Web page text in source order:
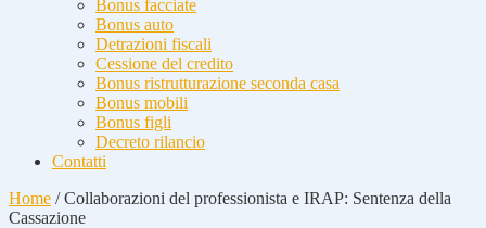
Bonus facciate
Bonus auto
Detrazioni fiscali
Cessione del credito
Bonus ristrutturazione seconda casa
Bonus mobili
Bonus figli
Decreto rilancio
Contatti
Home /Collaborazioni del professionista e IRAP: Sentenza della
Cassazione